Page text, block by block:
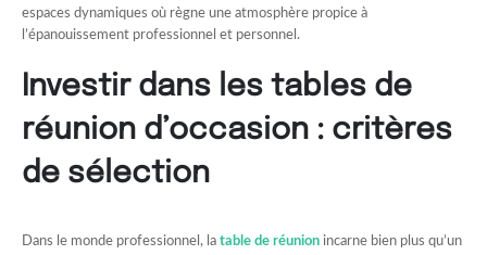
espaces dynamiques où règne une atmosphère propice à
l’épanouissement professionnel et personnel.
Investir dans les tables de
réunion d’occasion : critères
de sélection
Dans le monde professionnel, la table de réunion incarne bien plus qu’un